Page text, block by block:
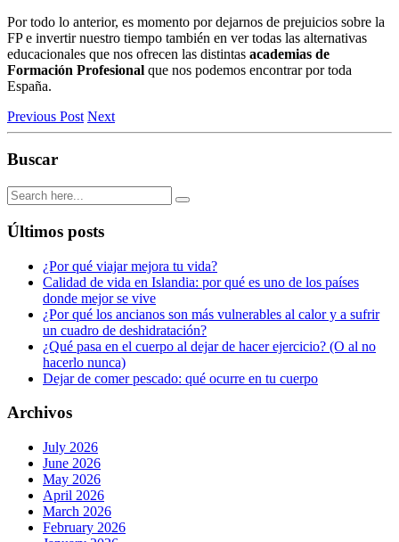
Por todo lo anterior, es momento por dejarnos de prejuicios sobre la
FP e invertir nuestro tiempo también en ver todas las alternativas
educacionales que nos ofrecen las distintas academias de
Formación Profesional que nos podemos encontrar por toda
España.
Previous Post Next
Buscar
Últimos posts
¿Por qué viajar mejora tu vida?
Calidad de vida en Islandia: por qué es uno de los países
donde mejor se vive
¿Por qué los ancianos son más vulnerables al calor y a sufrir
un cuadro de deshidratación?
¿Qué pasa en el cuerpo al dejar de hacer ejercicio? (O al no
hacerlo nunca)
Dejar de comer pescado: qué ocurre en tu cuerpo
Archivos
July 2026
June 2026
May 2026
April 2026
March 2026
February 2026